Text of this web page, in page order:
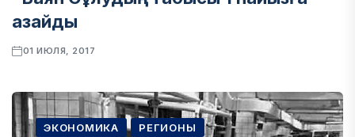
азайды
01 ИЮЛЯ, 2017
ЭКОНОМИКА РЕГИОНЫ